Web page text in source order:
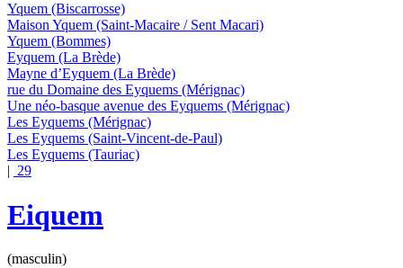
Yquem (Biscarrosse)
Maison Yquem (Saint-Macaire / Sent Macari)
Yquem (Bommes)
Eyquem (La Brède)
Mayne d’Eyquem (La Brède)
rue du Domaine des Eyquems (Mérignac)
Une néo-basque avenue des Eyquems (Mérignac)
Les Eyquems (Mérignac)
Les Eyquems (Saint-Vincent-de-Paul)
Les Eyquems (Tauriac)
| 29
Eiquem
(masculin)